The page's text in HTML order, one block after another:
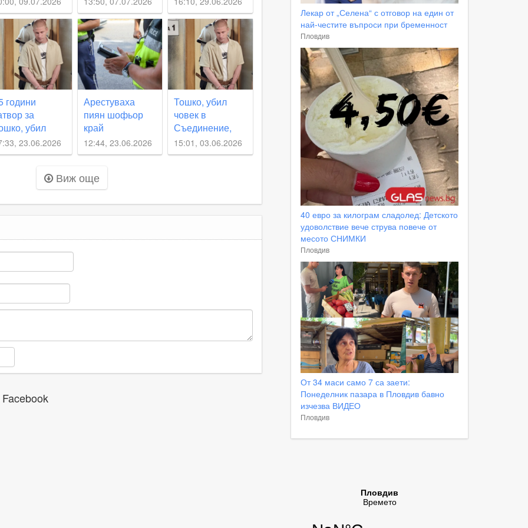
заради
музика,
я
заплашиха с
години
за
убил
колега
Съединение
23.06.2026
Арестуваха
пиян шофьор
край
Съединение,
иззеха колата
12:44, 23.06.2026
Тошко, убил
човек в
Съединение,
иска съд по
бързата
15:01, 03.06.2026
Виж още
Лекар от „Селена“ с отговор на един от
най-честите въпроси при бременност
Пловдив
40 евро за килограм сладолед: Детското
удоволствие вече струва повече от
месото СНИМКИ
Пловдив
От 34 маси само 7 са заети:
Понеделник пазара в Пловдив бавно
изчезва ВИДЕО
Пловдив